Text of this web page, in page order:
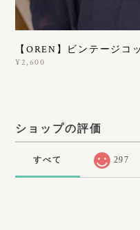
【OREN】ビンテージコ
¥2,600
ショップの評価
すべて 297